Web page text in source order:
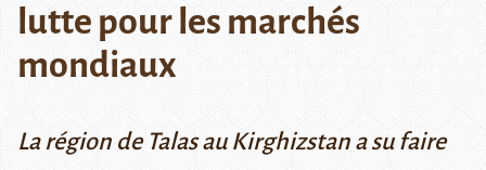
lutte pour les marchés
mondiaux
La région de Talas au Kirghizstan a su faire